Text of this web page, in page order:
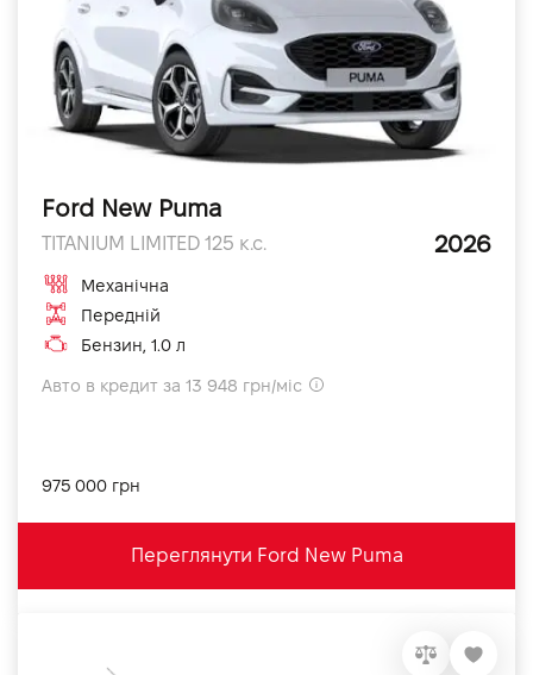
Ford New Puma
TITANIUM LIMITED 125 к.с. 2026
Механічна
Передній
Бензин, 1.0 л
Авто в кредит за 13 948 грн/міс
975 000 грн
Переглянути Ford New Puma